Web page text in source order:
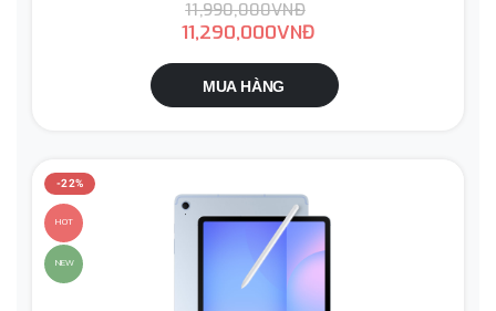
11,990,000VNĐ
11,290,000VNĐ
MUA HÀNG
-22%
HOT
NEW